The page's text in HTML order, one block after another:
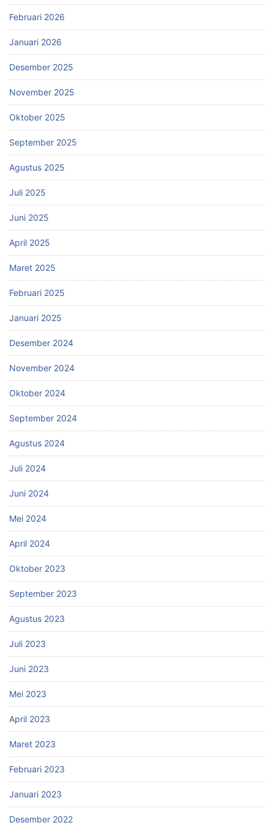
Februari 2026
Januari 2026
Desember 2025
November 2025
Oktober 2025
September 2025
Agustus 2025
Juli 2025
Juni 2025
April 2025
Maret 2025
Februari 2025
Januari 2025
Desember 2024
November 2024
Oktober 2024
September 2024
Agustus 2024
Juli 2024
Juni 2024
Mei 2024
April 2024
Oktober 2023
September 2023
Agustus 2023
Juli 2023
Juni 2023
Mei 2023
April 2023
Maret 2023
Februari 2023
Januari 2023
Desember 2022